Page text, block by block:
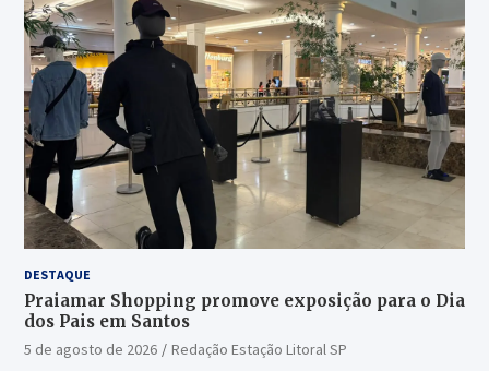
DESTAQUE
Praiamar Shopping promove exposição para o Dia
dos Pais em Santos
5 de agosto de 2026 Redação Estação Litoral SP